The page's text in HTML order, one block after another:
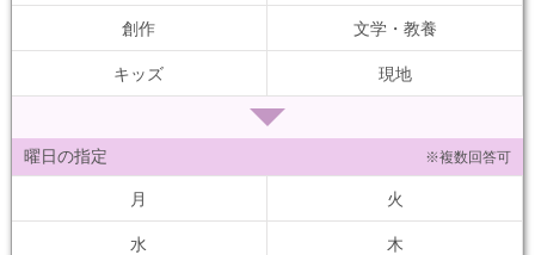
創作 文学・教養
キッズ 現地
曜日の指定 ※複数回答可
月 火
水 木